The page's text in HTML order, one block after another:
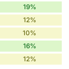
19%
12%
10%
16%
12%